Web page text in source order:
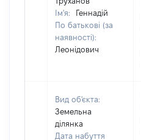
Ім'я:
Геннадій
По батькові (за
наявності):
Леонідович
Вид об'єкта:
Земельна
ділянка
Дата набуття